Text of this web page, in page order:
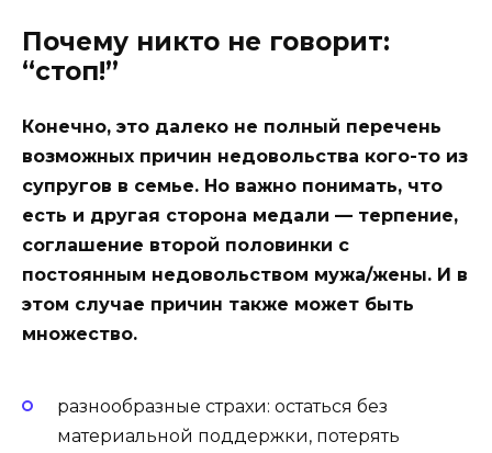
Почему никто не говорит:
“стоп!”
Конечно, это далеко не полный перечень
возможных причин недовольства кого-то из
супругов в семье. Но важно понимать, что
есть и другая сторона медали — терпение,
соглашение второй половинки с
постоянным недовольством мужа/жены. И в
этом случае причин также может быть
множество.
разнообразные страхи: остаться без
материальной поддержки, потерять